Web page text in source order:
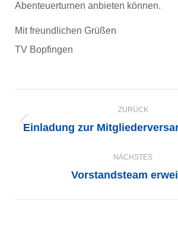
Abenteuerturnen anbieten können.
Mit freundlichen Grüßen
TV Bopfingen
ZURÜCK
Vorheriger
Einladung zur
NÄCHSTES
Nächster
Vorstandsteam